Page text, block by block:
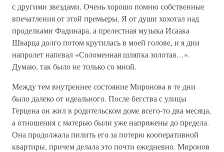
с другими звездами. Очень хорошо помню собственные
впечатления от этой премьеры. Я от души хохотал над
проделками Фадинара, а прелестная музыка Исаака
Шварца долго потом крутилась в моей голове, и я дни
напролет напевал «Соломенная шляпка золотая…».
Думаю, так было не только со мной.
Между тем внутреннее состояние Миронова в те дни
было далеко от идеального. После бегства с улицы
Герцена он жил в родительском доме всего-то два месяца,
а отношения с матерью были уже напряжены до предела.
Она продолжала пилить его за потерю кооперативной
квартиры, причем делала это почти ежедневно. Миронов